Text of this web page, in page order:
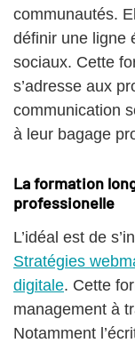
communautés.
définir une ligne
sociaux. Cette
s’adresse aux
communication
à leur bagage
La formation
professionelle
L’idéal est de
Stratégies
digitale. Cette
management à
Notamment